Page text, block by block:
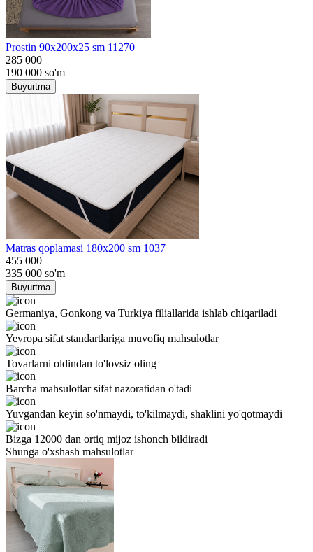
Prostin 90x200x25 sm 11270
285 000
190 000 so'm
Buyurtma
Matras qoplamasi 180x200 sm 1037
455 000
335 000 so'm
Buyurtma
Germaniya, Gonkong va Turkiya filiallarida ishlab chiqariladi
Yevropa sifat standartlariga muvofiq mahsulotlar
Tovarlarni oldindan to'lovsiz oling
Barcha mahsulotlar sifat nazoratidan o'tadi
Yuvgandan keyin so'nmaydi, to'kilmaydi, shaklini yo'qotmaydi
Bizga 12000 dan ortiq mijoz ishonch bildiradi
Shunga o'xshash mahsulotlar